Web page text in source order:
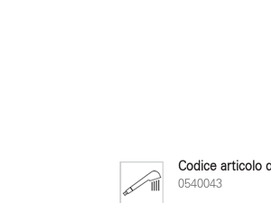
Codice articolo
0540043